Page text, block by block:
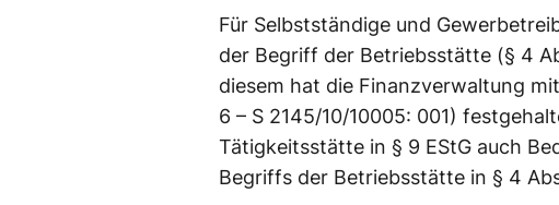
Für Selbstständige und
der Begriff der Betriebsstätte (§ 4
diesem hat die Finanzverwaltung
6 – S 2145/10/10005: 001)
Tätigkeitsstätte in § 9 EStG auch
Begriffs der Betriebsstätte in § 4